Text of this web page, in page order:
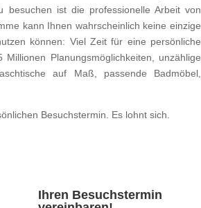
ist die professionelle Arbeit von
kann Ihnen wahrscheinlich keine einzige
können: Viel Zeit für eine persönliche
Planungsmöglichkeiten, unzählige
auf Maß, passende Badmöbel,
Besuchstermin. Es lohnt sich.
Ihren Besuchstermin